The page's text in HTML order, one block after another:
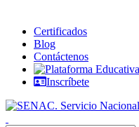
Certificados
Blog
Contáctenos
Inscríbete